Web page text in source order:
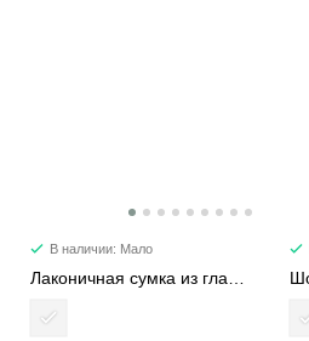
В наличии: Мало